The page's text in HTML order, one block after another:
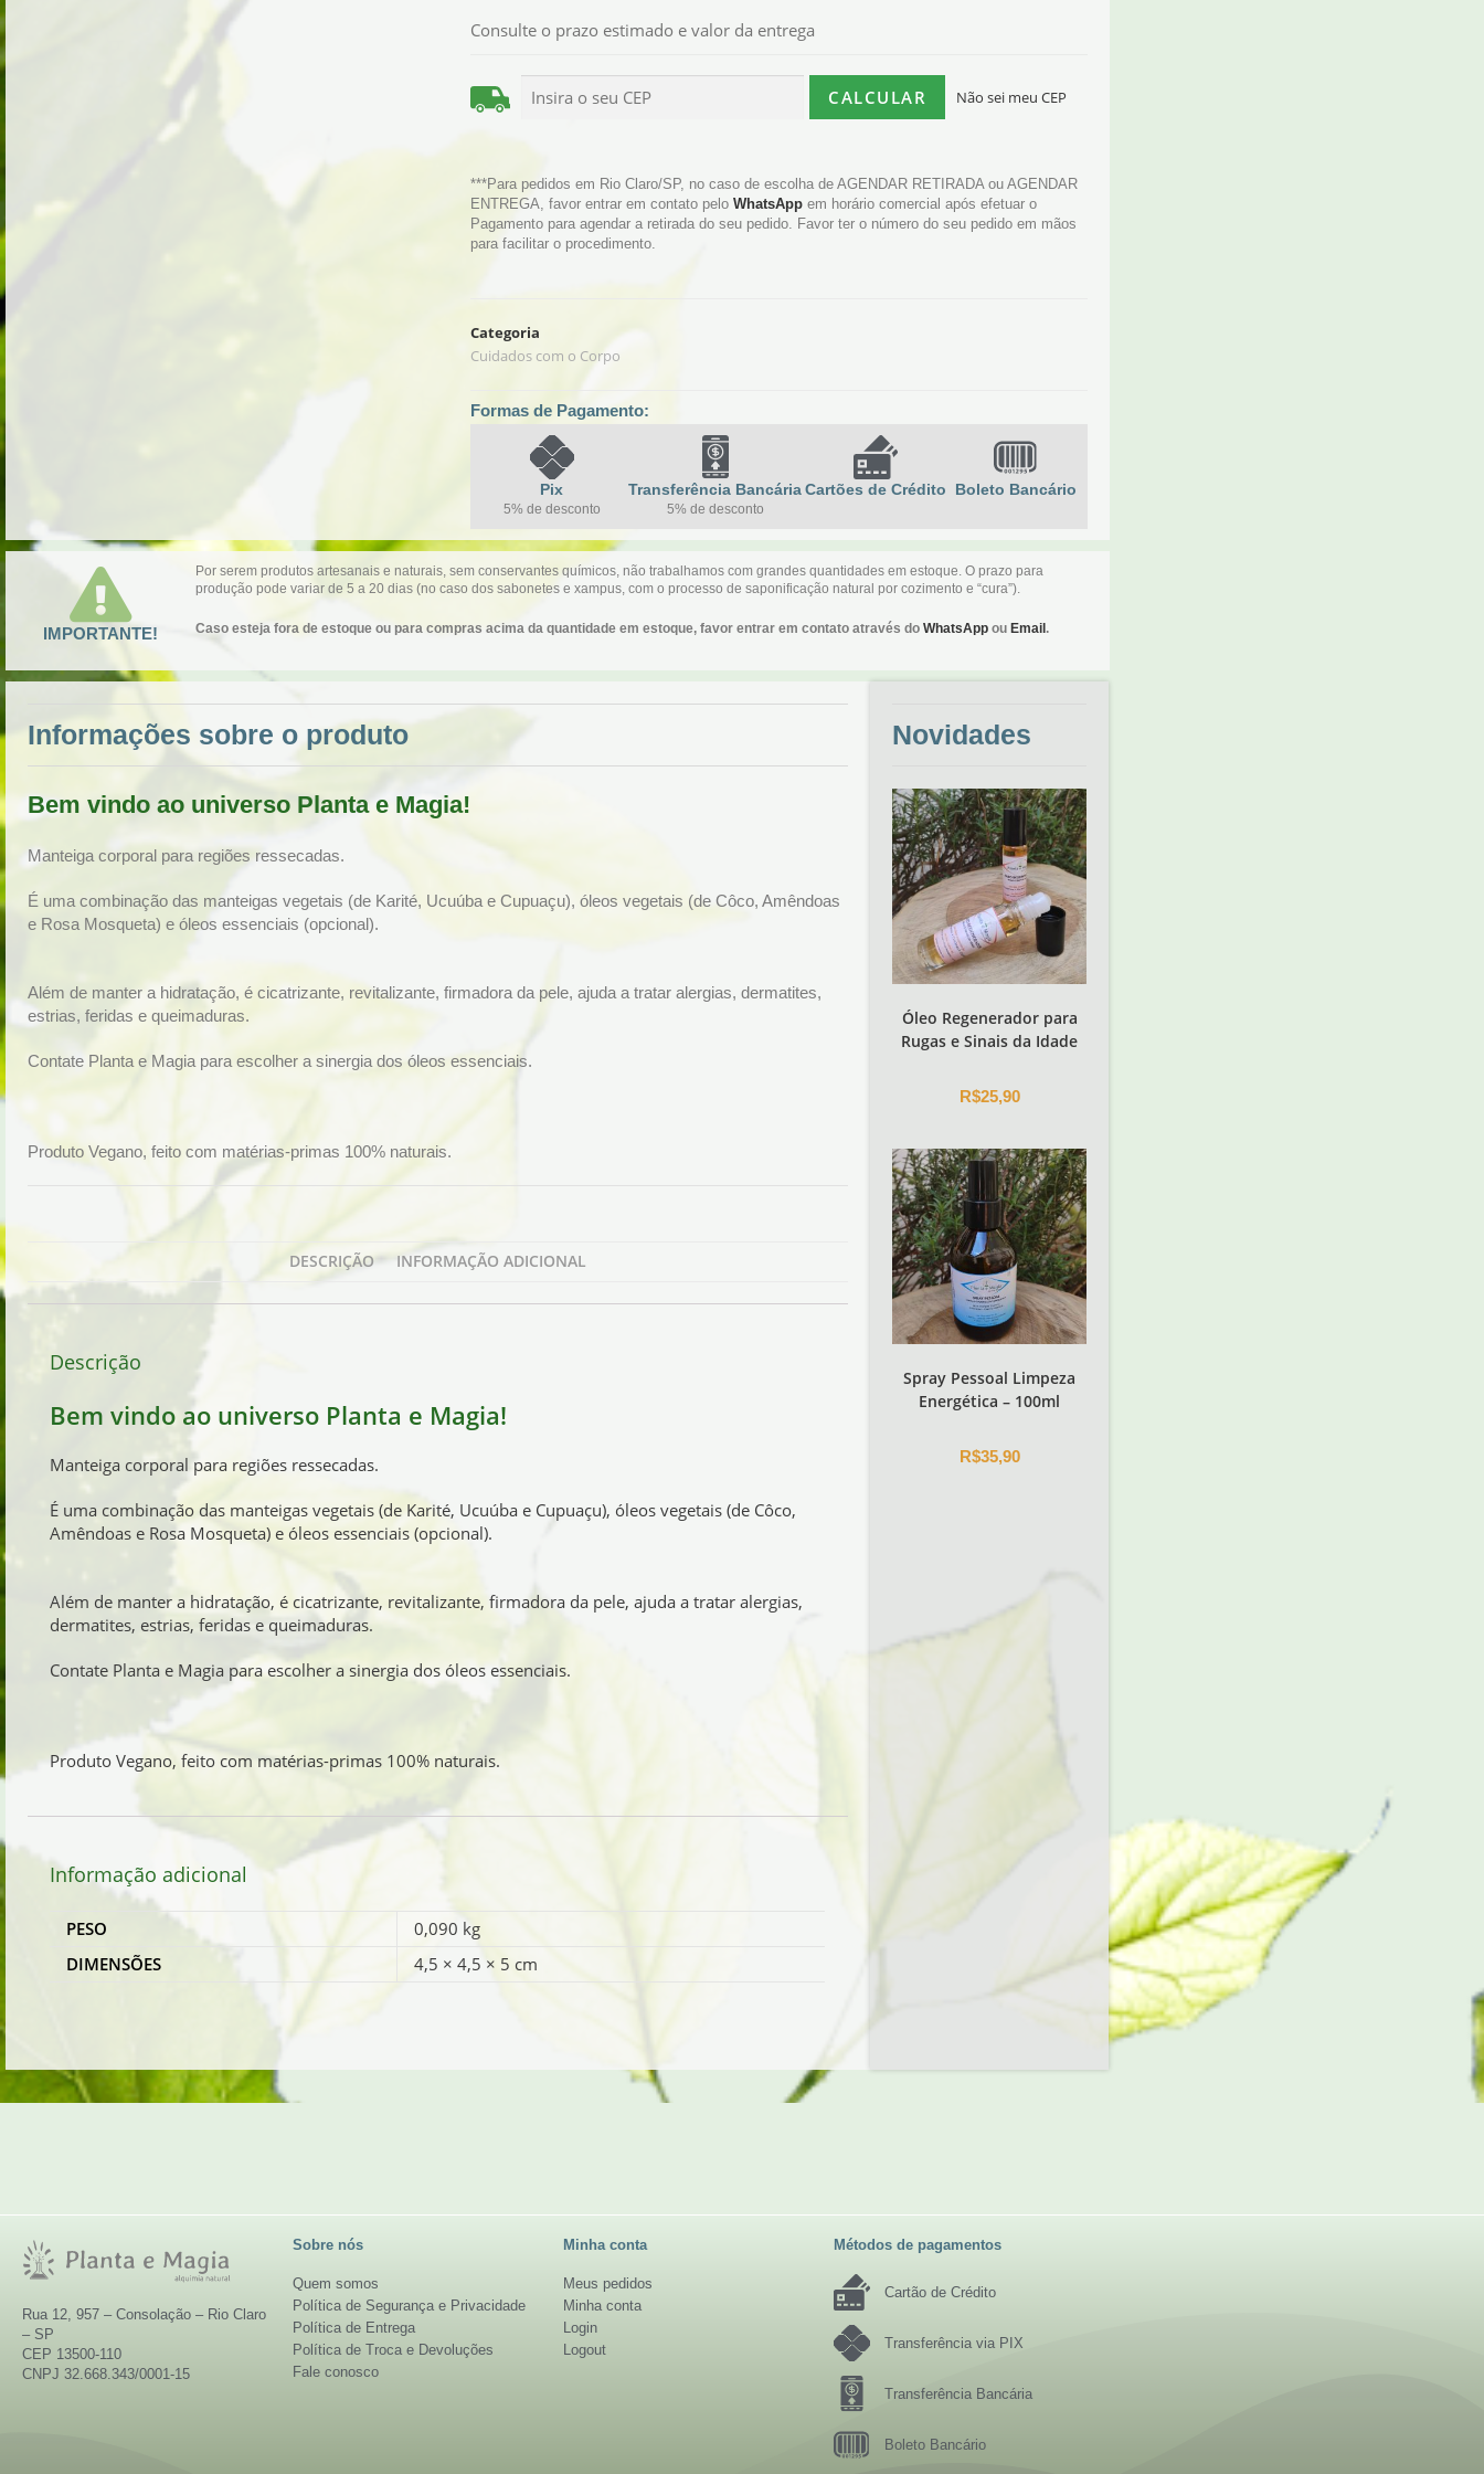
Consulte o prazo estimado e valor da entrega
Não sei meu CEP
***Para pedidos em Rio Claro/SP, no caso de escolha de AGENDAR RETIRADA ou AGENDAR
ENTREGA, favor entrar em contato pelo WhatsApp em horário comercial após efetuar o
Pagamento para agendar a retirada do seu pedido. Favor ter o número do seu pedido em mãos
para facilitar o procedimento.
Categoria
Cuidados com o Corpo
Formas de Pagamento:
Pix
5% de desconto
Transferência Bancária
5% de desconto
Cartões de Crédito Boleto Bancário
IMPORTANTE!
Por serem produtos artesanais e naturais, sem conservantes químicos, não trabalhamos com grandes quantidades em estoque. O prazo para
produção pode variar de 5 a 20 dias (no caso dos sabonetes e xampus, com o processo de saponificação natural por cozimento e “cura”).
Caso esteja fora de estoque ou para compras acima da quantidade em estoque, favor entrar em contato através do WhatsApp ou Email .
Informações sobre o produto
Bem vindo ao universo Planta e Magia!
Manteiga corporal para regiões ressecadas.
É uma combinação das manteigas vegetais (de Karité, Ucuúba e Cupuaçu), óleos vegetais (de Côco, Amêndoas
e Rosa Mosqueta) e óleos essenciais (opcional).
Além de manter a hidratação, é cicatrizante, revitalizante, firmadora da pele, ajuda a tratar alergias, dermatites,
estrias, feridas e queimaduras.
Contate Planta e Magia para escolher a sinergia dos óleos essenciais.
Produto Vegano, feito com matérias-primas 100% naturais.
DESCRIÇÃO INFORMAÇÃO ADICIONAL
Descrição
Bem vindo ao universo Planta e Magia!
Manteiga corporal para regiões ressecadas.
É uma combinação das manteigas vegetais (de Karité, Ucuúba e Cupuaçu), óleos vegetais (de Côco,
Amêndoas e Rosa Mosqueta) e óleos essenciais (opcional).
Além de manter a hidratação, é cicatrizante, revitalizante, firmadora da pele, ajuda a tratar alergias,
dermatites, estrias, feridas e queimaduras.
Contate Planta e Magia para escolher a sinergia dos óleos essenciais.
Produto Vegano, feito com matérias-primas 100% naturais.
Informação adicional
PESO
0,090 kg
DIMENSÕES
4,5 × 4,5 × 5 cm
Novidades
Óleo Regenerador para
Rugas e Sinais da Idade
R$25,90
Spray Pessoal Limpeza
Energética – 100ml
R$35,90
Rua 12, 957 – Consolação – Rio Claro
– SP
CEP 13500-110
CNPJ 32.668.343/0001-15
Sobre nós
Quem somos
Política de Segurança e Privacidade
Política de Entrega
Política de Troca e Devoluções
Fale conosco
Minha conta
Meus pedidos
Minha conta
Login
Logout
Métodos de pagamentos
Cartão de Crédito
Transferência via PIX
Transferência Bancária
Boleto Bancário